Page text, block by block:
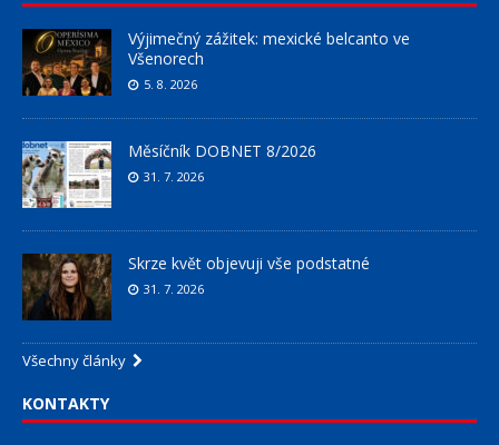
Výjimečný zážitek: mexické belcanto ve
Všenorech
5. 8. 2026
Měsíčník DOBNET 8/2026
31. 7. 2026
Skrze květ objevuji vše podstatné
31. 7. 2026
Všechny články
KONTAKTY